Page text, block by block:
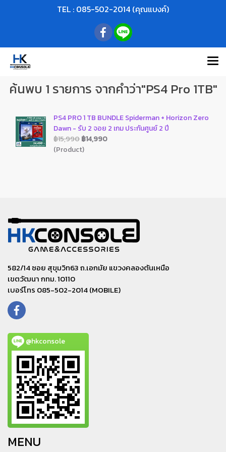
TEL : 085-502-2014 (คุณแบงค์)
ค้นพบ 1 รายการ จากคำว่า"PS4 Pro 1TB"
PS4 PRO 1 TB BUNDLE Spiderman + Horizon Zero
Dawn - รับ 2 จอย 2 เกม ประกันศูนย์ 2 ปี
฿15,990฿14,990
(Product)
582/14 ซอย สุขุมวิท63 ถ.เอกมัย แขวงคลองตันเหนือ
เขตวัฒนา กทม. 10110
เบอร์โทร 085-502-2014 (MOBILE)
@hkconsole
MENU